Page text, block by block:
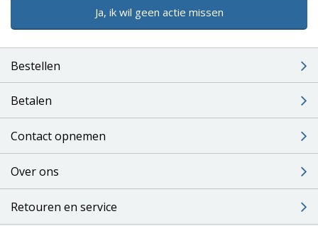
Ja, ik wil geen actie missen
Bestellen
Betalen
Contact opnemen
Over ons
Retouren en service